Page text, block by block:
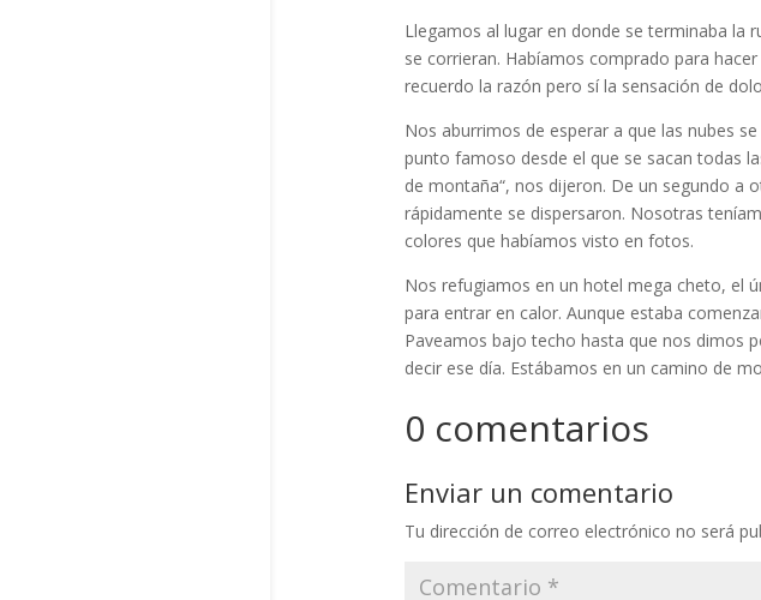
Llegamos al lugar en donde se terminaba la
se corrieran. Habíamos comprado para
recuerdo la razón pero sí la sensación de
Nos aburrimos de esperar a que las nubes
punto famoso desde el que se sacan todas
de montaña“, nos dijeron. De un segundo a
rápidamente se dispersaron. Nosotras
colores que habíamos visto en fotos.
Nos refugiamos en un hotel mega cheto, el
para entrar en calor. Aunque estaba
Paveamos bajo techo hasta que nos dimos
decir ese día. Estábamos en un camino de
0 comentarios
Enviar un comentario
Tu dirección de correo electrónico no será